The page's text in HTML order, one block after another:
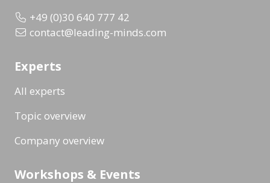
+49 (0)30 640 777 42
contact@leading-minds.com
Experts
All experts
Topic overview
Company overview
Workshops & Events